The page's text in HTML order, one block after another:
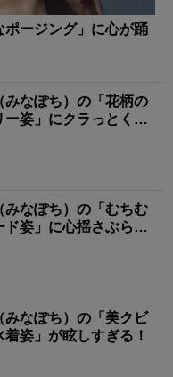
ージング」に心が踊
みなぽち）の「花柄の
ー姿」にクラっとく
みなぽち）の「むちむ
姿」に心揺さぶられ
みなぽち）の「美クビ
着姿」が眩しすぎる！